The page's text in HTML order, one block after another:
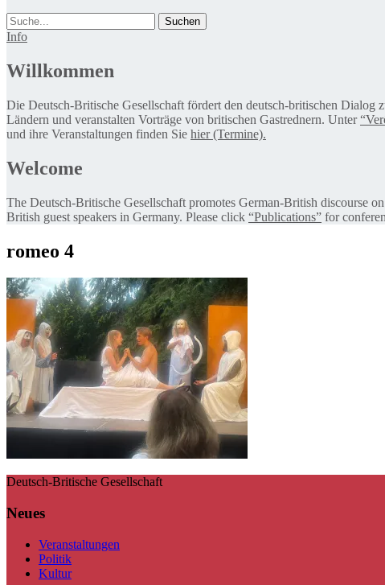
Suche
Info
Willkommen
Die Deutsch-Britische Gesellschaft fördert den deutsch-britischen
Ländern und veranstalten Vorträge von britischen Gastrednern. Unter
und ihre Veranstaltungen finden Sie hier (Termine).
Welcome
The Deutsch-Britische Gesellschaft promotes German-British discourse
British guest speakers in Germany. Please click “Publications” for
romeo 4
Deutsch-Britische Gesellschaft
Neues
Veranstaltungen
Politik
Kultur